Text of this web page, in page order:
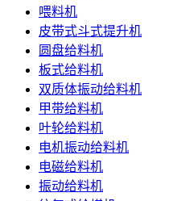
喂料机
皮带式斗式提升机
圆盘给料机
板式给料机
双质体振动给料机
甲带给料机
叶轮给料机
电机振动给料机
电磁给料机
振动给料机